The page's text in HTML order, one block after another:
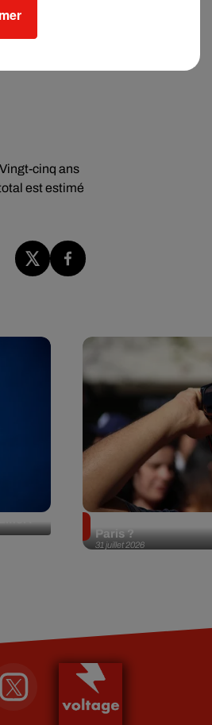
Vingt-cinq ans
est estimé
31 juillet 2026
Paris ?